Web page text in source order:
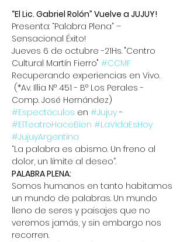
“El Lic. Gabriel Rolón” Vuelve a JUJUY!
Presenta: “Palabra Plena” –
Sensacional Éxito!
Jueves 6 de octubre -21Hs. "Centro
Cultural Martín Fierro" #CCMF
Recuperando experiencias en Vivo.
(*Av. Illia N° 451 - B° Los Perales -
Comp. José Hernández)
#Espectáculos en #Jujuy -
#ElTeatroHaceBien #LaVidaEsHoy
#JujuyArgentina
“La palabra es abismo. Un freno al
dolor, un límite al deseo”.
PALABRA PLENA:
Somos humanos en tanto habitamos
un mundo de palabras. Un mundo
lleno de seres y paisajes que no
veremos jamás, y sin embargo nos
recorren.